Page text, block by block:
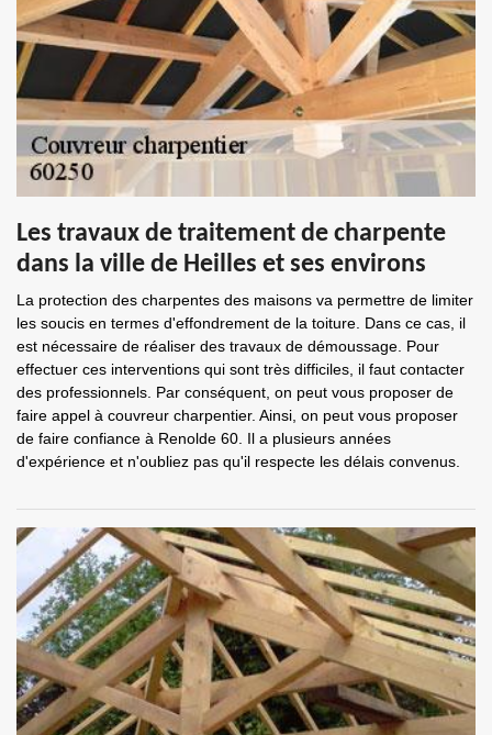
Les travaux de traitement de charpente
dans la ville de Heilles et ses environs
La protection des charpentes des maisons va permettre de limiter
les soucis en termes d'effondrement de la toiture. Dans ce cas, il
est nécessaire de réaliser des travaux de démoussage. Pour
effectuer ces interventions qui sont très difficiles, il faut contacter
des professionnels. Par conséquent, on peut vous proposer de
faire appel à couvreur charpentier. Ainsi, on peut vous proposer
de faire confiance à Renolde 60. Il a plusieurs années
d'expérience et n'oubliez pas qu'il respecte les délais convenus.